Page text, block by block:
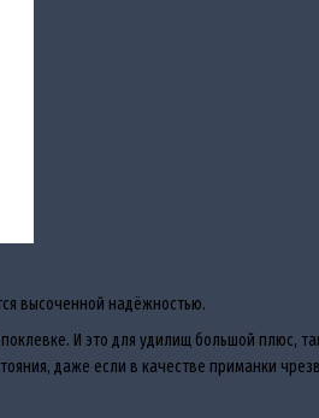
высоченной надёжностью.
И это для удилищ большой плюс,
даже если в качестве приманки